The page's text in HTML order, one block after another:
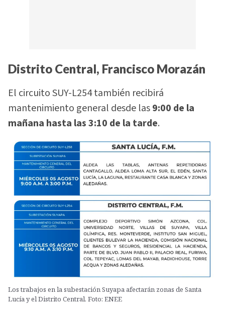
Distrito Central, Francisco Morazán
El circuito SUY-L254 también recibirá
mantenimiento general desde las9:00 de la
mañana hasta las 3:10 de la tarde.
Los trabajos en la subestación Suyapa afectarán zonas de Santa
Lucía y el Distrito Central. Foto: ENEE